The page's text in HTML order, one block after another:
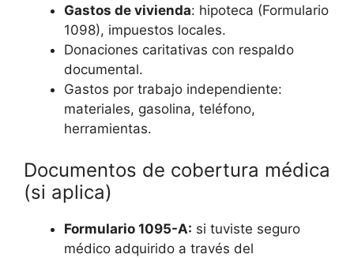
Gastos de vivienda: hipoteca (Formulario
1098), impuestos locales.
Donaciones caritativas con respaldo
documental.
Gastos por trabajo independiente:
materiales, gasolina, teléfono,
herramientas.
Documentos de cobertura médica
(si aplica)
Formulario 1095-A: si tuviste seguro
médico adquirido a través del